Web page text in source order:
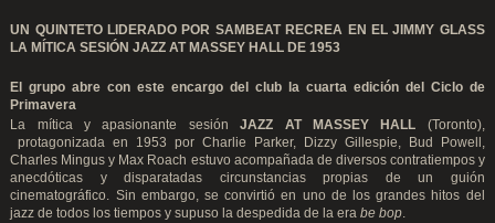
UN QUINTETO LIDERADO POR SAMBEAT RECREA EN EL JIMMY GLASS
LA MÍTICA SESIÓN JAZZ AT MASSEY HALL DE 1953
El grupo abre con este encargo del club la cuarta edición del Ciclo de
Primavera
La mítica y apasionante sesiónJAZZ AT MASSEY HALL (Toronto),
protagonizada en 1953 por Charlie Parker, Dizzy Gillespie, Bud Powell,
Charles Mingus y Max Roach estuvo acompañada de diversos contratiempos y
anecdóticas y disparatadas circunstancias propias de un guión
cinematográfico. Sin embargo, se convirtió en uno de los grandes hitos del
jazz de todos los tiempos y supuso la despedida de la erabe bop.